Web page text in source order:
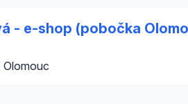
- e-shop (pobočka